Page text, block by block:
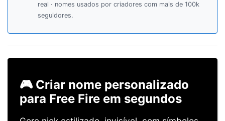
real · nomes usados por criadores com mais de 100k
seguidores.
🎮 Criar nome personalizado
para Free Fire em segundos